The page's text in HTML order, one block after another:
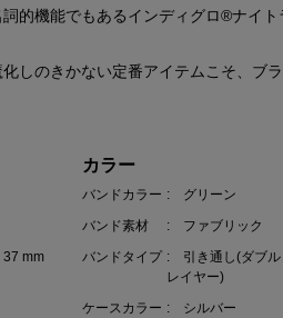
的機能でもあるインディグロ®ナイト
しのきかない定番アイテムこそ、ブ
mm
カラー
バンドカラー : グリーン
バンド素材
: ファブリック
バンドタイプ : 引き通し(ダブル
レイヤー)
ケースカラー : シルバー